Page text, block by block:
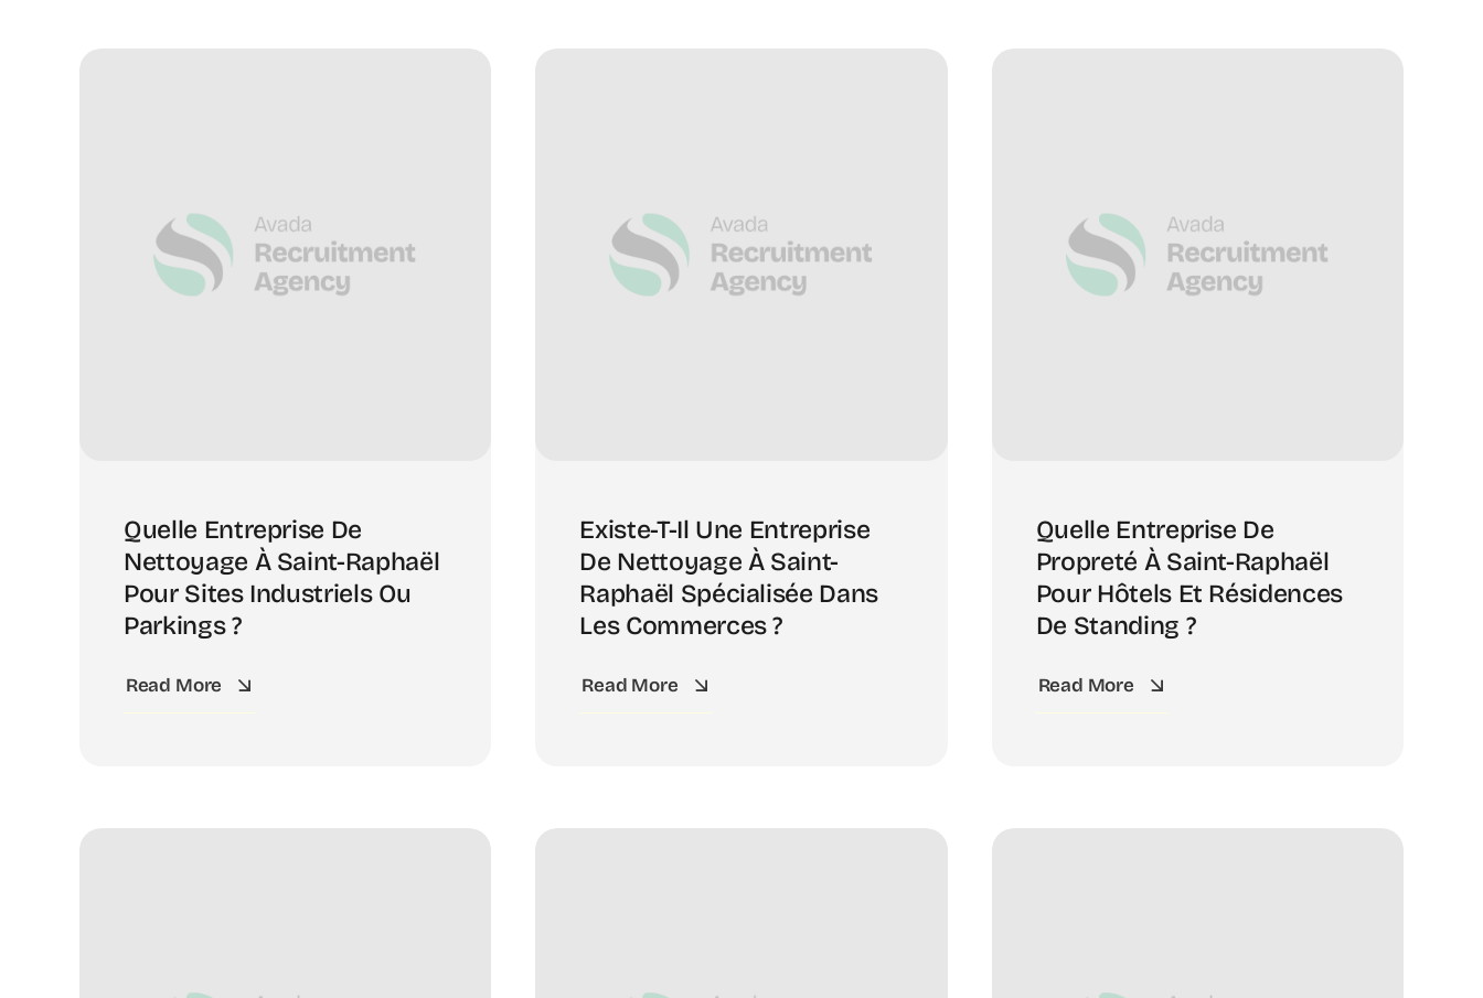
Quelle Entreprise De
Nettoyage À Saint-Raphaël
Pour Sites Industriels Ou
Parkings ?
Read More
Existe-T-Il Une Entreprise
De Nettoyage À Saint-
Raphaël Spécialisée Dans
Les Commerces ?
Read More
Quelle Entreprise De
Propreté À Saint-Raphaël
Pour Hôtels Et Résidences
De Standing ?
Read More